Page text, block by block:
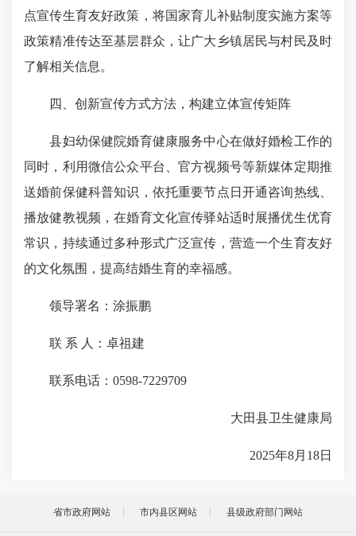
点宣传生育友好政策，将国家育儿补贴制度实施方案等
政策精准传达至基层群众，让广大乡镇居民与村民及时
了解相关信息。​
四、创新宣传方式方法，构建立体宣传矩阵​
县妇幼保健院婚育健康服务中心在做好婚检工作的
同时，利用微信公众平台、官方视频号等新媒体定期推
送婚前保健科普知识，依托重要节点日开通咨询热线、
播放健教视频，在婚育文化宣传驿站适时展播优生优育
常识，持续通过多种形式广泛宣传，营造一个生育友好
的文化氛围，提高结婚生育的幸福感。
领导署名：涂振鹏
联 系 人：卓祖建
联系电话：0598-7229709
大田县卫生健康局
2025年8月18日
省市政府网站 市内县区网站 县级政府部门网站